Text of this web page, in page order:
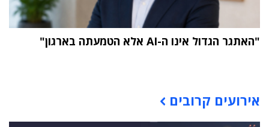
"האתגר הגדול אינו ה-AI אלא הטמעתה בארגון"
אירועים קרובים